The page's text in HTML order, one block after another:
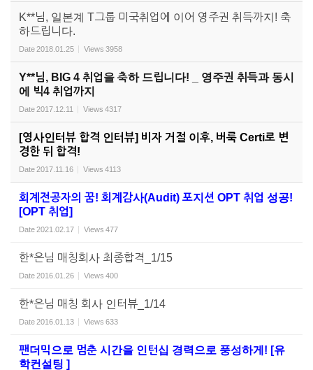
K**님, 일본계 T그룹 미국취업에 이어 영주권 취득까지! 축
하드립니다.
Date2018.01.25 Views 3958
Y**님, BIG 4 취업을 축하 드립니다! _ 영주권 취득과 동시
에 빅4 취업까지
Date2017.12.11 Views 4317
[영사인터뷰 합격 인터뷰] 비자 거절 이후, 버룩 Certi로 변
경한 뒤 합격!
Date2017.11.16 Views 4113
회계전공자의 꿈! 회계감사(Audit) 포지션 OPT 취업 성공!
[OPT 취업]
Date2021.02.17 Views 477
한*은님 매칭회사 최종합격_1/15
Date2016.01.26 Views 400
한*은님 매칭 회사 인터뷰_1/14
Date2016.01.13 Views 633
팬더믹으로 멈춘 시간을 인턴십 경력으로 풍성하게! [유
학컨설팅 ]